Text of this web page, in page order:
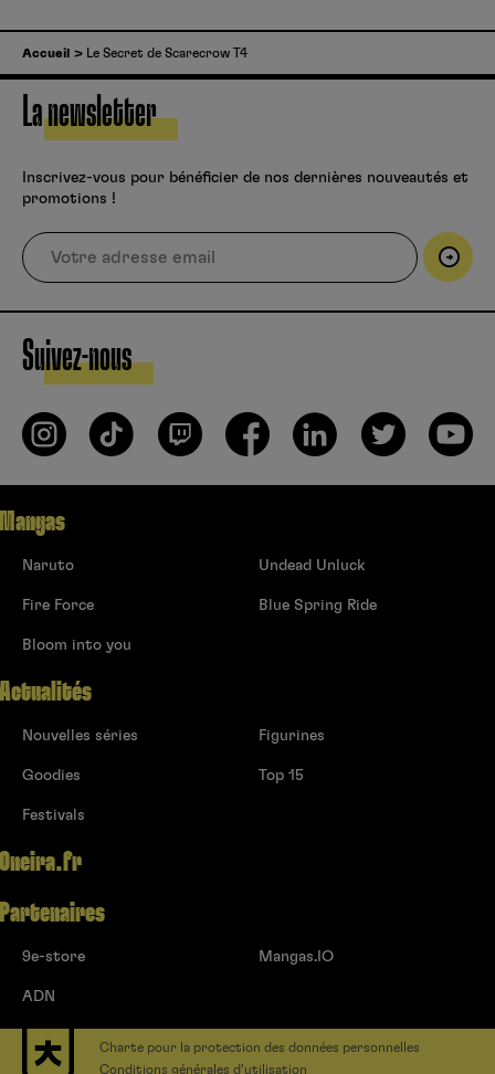
Accueil Le Secret de Scarecrow T4
La newsletter
Inscrivez-vous pour bénéficier de nos dernières nouveautés et
promotions !
Suivez-nous
Mangas
Naruto
Fire Force
Bloom into you
Undead Unluck
Blue Spring Ride
Actualités
Nouvelles séries
Goodies
Festivals
Figurines
Top 15
Oneira.fr
Partenaires
9e-store
ADN
Mangas.IO
Charte pour la protection des données personnelles
Conditions générales d’utilisation